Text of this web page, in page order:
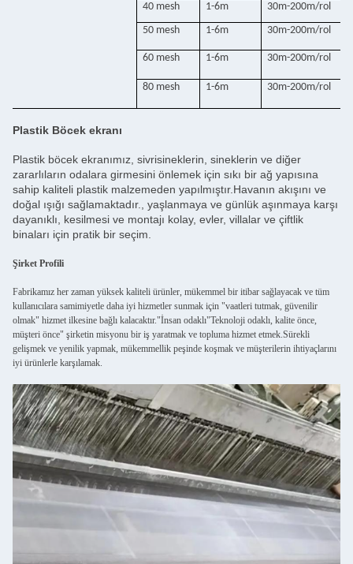
40 mesh 1-6m
30m-200m/rol
50 mesh
1-6m 30m-200m/rol
60 mesh 1-6m 30m-200m/rol
80 mesh 1-6m 30m-200m/rol
Plastik Böcek ekranı
Plastik böcek ekranımız, sivrisineklerin, sineklerin ve diğer
zararlıların odalara girmesini önlemek için sıkı bir ağ yapısına
sahip kaliteli plastik malzemeden yapılmıştır.Havanın akışını ve
doğal ışığı sağlamaktadır., yaşlanmaya ve günlük aşınmaya karşı
dayanıklı, kesilmesi ve montajı kolay, evler, villalar ve çiftlik
binaları için pratik bir seçim.
Şirket Profili
Fabrikamız her zaman yüksek kaliteli ürünler, mükemmel bir itibar sağlayacak ve tüm
kullanıcılara samimiyetle daha iyi hizmetler sunmak için "vaatleri tutmak, güvenilir
olmak" hizmet ilkesine bağlı kalacaktır."İnsan odaklı"Teknoloji odaklı, kalite önce,
müşteri önce" şirketin misyonu bir iş yaratmak ve topluma hizmet etmek.Sürekli
gelişmek ve yenilik yapmak, mükemmellik peşinde koşmak ve müşterilerin ihtiyaçlarını
iyi ürünlerle karşılamak.